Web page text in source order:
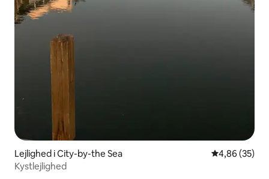
Lejlighed i City-by-the Sea 4,86 ud af 5 i
4,86 (35)
Kystlejlighed